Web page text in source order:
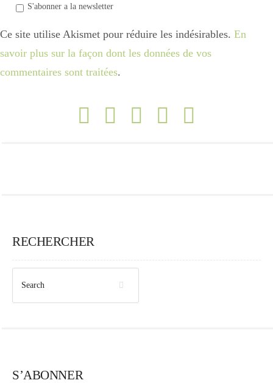
S'abonner a la newsletter
Ce site utilise Akismet pour réduire les indésirables. En
savoir plus sur la façon dont les données de vos
commentaires sont traitées.
RECHERCHER
S’ABONNER